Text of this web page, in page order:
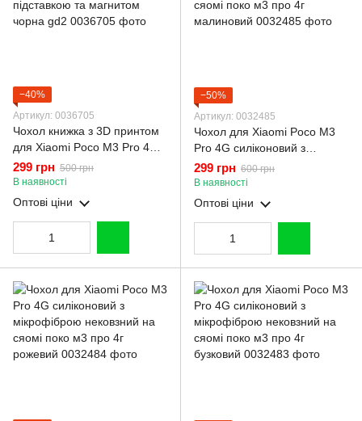
−40%
Артикул: 0036705
Чохол книжка з 3D принтом
для Xiaomi Poco M3 Pro 4G з
екошкіри із підставкою та
магнитом чорна gd2
299 грн 500 грн
В наявності
Оптові ціни
−50%
Артикул: 0032485
Чохол для Xiaomi Poco M3
Pro 4G силіконовий з
мікрофіброю нековзний на
сяомі поко м3 про 4г
малиновий
299 грн 600 грн
В наявності
Оптові ціни